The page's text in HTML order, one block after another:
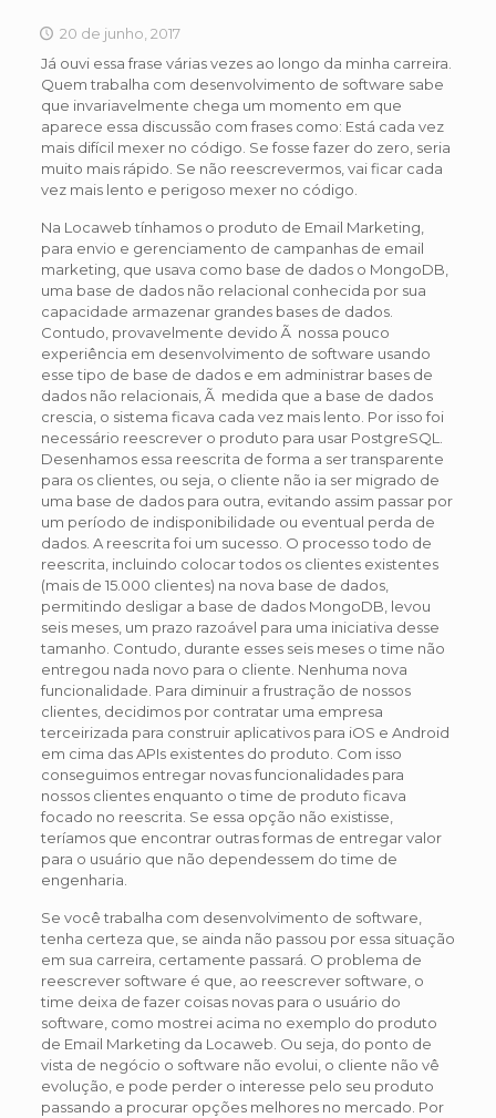
20 de junho, 2017
Já ouvi essa frase várias vezes ao longo da minha carreira.
Quem trabalha com desenvolvimento de software sabe
que invariavelmente chega um momento em que
aparece essa discussão com frases como: Está cada vez
mais difícil mexer no código. Se fosse fazer do zero, seria
muito mais rápido. Se não reescrevermos, vai ficar cada
vez mais lento e perigoso mexer no código.
Na Locaweb tínhamos o produto de Email Marketing,
para envio e gerenciamento de campanhas de email
marketing, que usava como base de dados o MongoDB,
uma base de dados não relacional conhecida por sua
capacidade armazenar grandes bases de dados.
Contudo, provavelmente devido Ã nossa pouco
experiência em desenvolvimento de software usando
esse tipo de base de dados e em administrar bases de
dados não relacionais, Ã medida que a base de dados
crescia, o sistema ficava cada vez mais lento. Por isso foi
necessário reescrever o produto para usar PostgreSQL.
Desenhamos essa reescrita de forma a ser transparente
para os clientes, ou seja, o cliente não ia ser migrado de
uma base de dados para outra, evitando assim passar por
um período de indisponibilidade ou eventual perda de
dados. A reescrita foi um sucesso. O processo todo de
reescrita, incluindo colocar todos os clientes existentes
(mais de 15.000 clientes) na nova base de dados,
permitindo desligar a base de dados MongoDB, levou
seis meses, um prazo razoável para uma iniciativa desse
tamanho. Contudo, durante esses seis meses o time não
entregou nada novo para o cliente. Nenhuma nova
funcionalidade. Para diminuir a frustração de nossos
clientes, decidimos por contratar uma empresa
terceirizada para construir aplicativos para iOS e Android
em cima das APIs existentes do produto. Com isso
conseguimos entregar novas funcionalidades para
nossos clientes enquanto o time de produto ficava
focado no reescrita. Se essa opção não existisse,
teríamos que encontrar outras formas de entregar valor
para o usuário que não dependessem do time de
engenharia.
Se você trabalha com desenvolvimento de software,
tenha certeza que, se ainda não passou por essa situação
em sua carreira, certamente passará. O problema de
reescrever software é que, ao reescrever software, o
time deixa de fazer coisas novas para o usuário do
software, como mostrei acima no exemplo do produto
de Email Marketing da Locaweb. Ou seja, do ponto de
vista de negócio o software não evolui, o cliente não vê
evolução, e pode perder o interesse pelo seu produto
passando a procurar opções melhores no mercado. Por